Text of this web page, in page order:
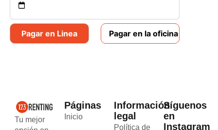
Pagar en Linea Pagar en la oficina
Tu mejor
Páginas
Inicio
Información
legal
Política de
Síguenos
en
Instagram